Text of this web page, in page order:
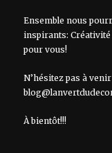
Ensemble nous
inspirants:
pour vous!
N’hésitez pas à
À bientôt!!!